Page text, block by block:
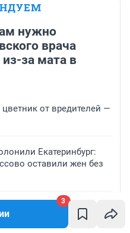
3
нужно
врача
за мата в
от вредителей —
Екатеринбург:
оставили жен без
Волгограда обвинили